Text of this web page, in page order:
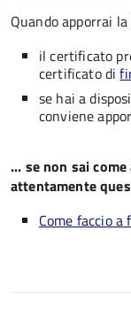
Quando apporrai
il certificato
certificato di
se hai a
conviene
... se non sai
attentamente
Come faccio